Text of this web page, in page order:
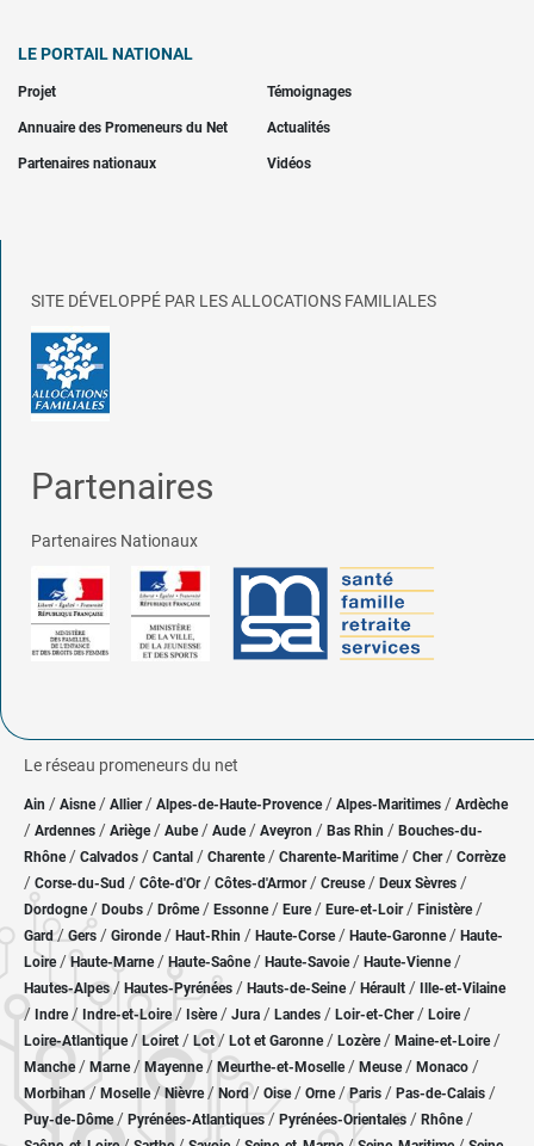
LE PORTAIL NATIONAL
Projet Témoignages
Annuaire des Promeneurs du Net Actualités
Partenaires nationaux Vidéos
SITE DÉVELOPPÉ PAR LES ALLOCATIONS FAMILIALES
Partenaires
Partenaires Nationaux
Le réseau promeneurs du net
Ain / Aisne/ Allier/ Alpes-de-Haute-Provence / Alpes-Maritimes / Ardèche
/ Ardennes / Ariège/ Aube/ Aude / Aveyron / Bas Rhin / Bouches-du-
Rhône/ Calvados / Cantal / Charente / Charente-Maritime/ Cher / Corrèze
/ Corse-du-Sud / Côte-d'Or / Côtes-d'Armor/ Creuse/ Deux Sèvres /
Dordogne/ Doubs / Drôme/ Essonne / Eure/ Eure-et-Loir / Finistère/
Gard/Gers / Gironde/ Haut-Rhin / Haute-Corse/ Haute-Garonne/ Haute-
Loire/Haute-Marne/ Haute-Saône/ Haute-Savoie/ Haute-Vienne/
Hautes-Alpes/ Hautes-Pyrénées / Hauts-de-Seine/ Hérault / Ille-et-Vilaine
/ Indre/ Indre-et-Loire/ Isère/ Jura / Landes / Loir-et-Cher/ Loire/
Loire-Atlantique/ Loiret / Lot/ Lot et Garonne/ Lozère / Maine-et-Loire/
Manche/ Marne/ Mayenne/ Meurthe-et-Moselle/ Meuse/ Monaco /
Morbihan/ Moselle/ Nièvre / Nord/ Oise / Orne/Paris / Pas-de-Calais /
Puy-de-Dôme/ Pyrénées-Atlantiques / Pyrénées-Orientales / Rhône/